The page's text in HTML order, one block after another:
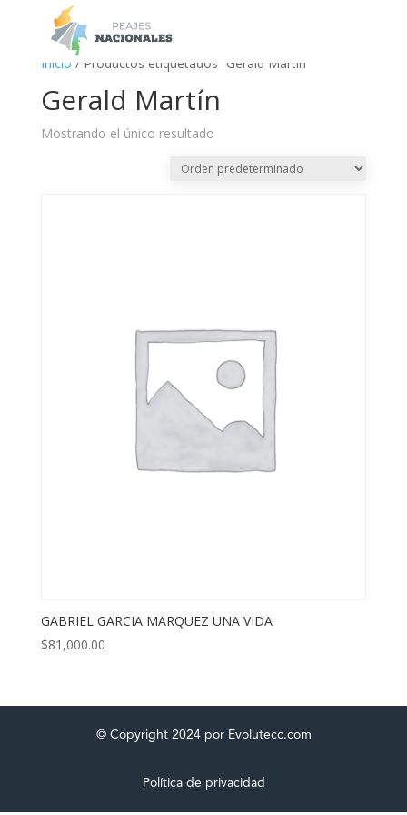
Inicio / Productos etiquetados “Gerald Martín”
Gerald Martín
Mostrando el único resultado
GABRIEL GARCIA MARQUEZ UNA VIDA
$81,000.00
© Copyright 2024 por Evolutecc.com
Política de privacidad